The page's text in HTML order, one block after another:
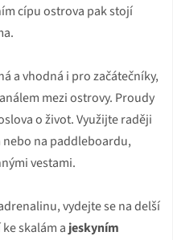
cípu ostrova pak stojí
a vhodná i pro začátečníky,
mezi ostrovy. Proudy
o život. Využijte raději
na paddleboardu,
vestami.
vydejte se na delší
skalám a jeskyním